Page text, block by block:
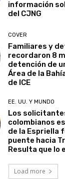
información
del CJNG
COVER
Familiares y
recordaron 8
detención de
Área de la
de ICE
EE. UU. Y MUNDO
Los
colombianos
de la Espriella
puente hacia
Resulta que lo
Load more